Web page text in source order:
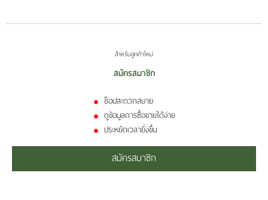
สมัครสมาชิก
สำหรับลูกค้าใหม่
ช็อปสะดวกสบาย
ดูข้อมูลการซื้อขายได้ง่าย
ประหยัดเวลายิ่งขึ้น
สมัครสมาชิก